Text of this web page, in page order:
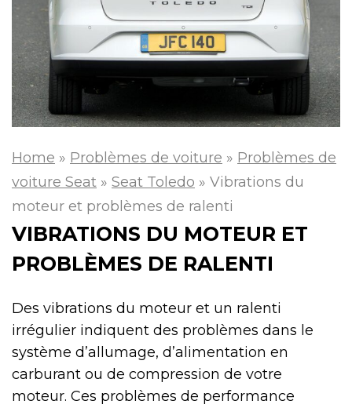
Home » Problèmes de voiture » Problèmes de
voiture Seat » Seat Toledo » Vibrations du
moteur et problèmes de ralenti
VIBRATIONS DU MOTEUR ET
PROBLÈMES DE RALENTI
Des vibrations du moteur et un ralenti
irrégulier indiquent des problèmes dans le
système d’allumage, d’alimentation en
carburant ou de compression de votre
moteur. Ces problèmes de performance